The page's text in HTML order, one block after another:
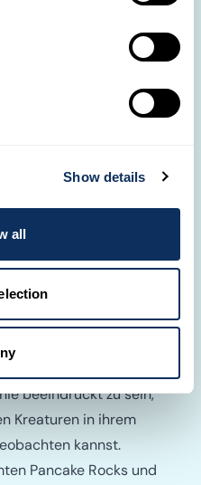
Show details
all
an der
beeindruckt zu sein,
Kreaturen in ihrem
kannst.
Pancake Rocks und